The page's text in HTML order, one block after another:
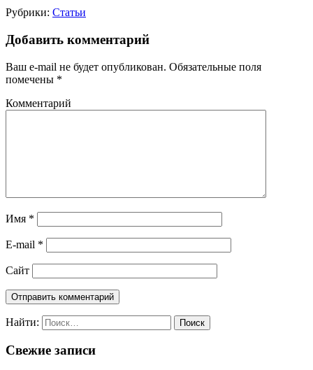
Рубрики: Статьи
Добавить комментарий
Ваш e-mail не будет опубликован. Обязательные поля
помечены *
Комментарий
Имя *
E-mail *
Сайт
Найти:
Свежие записи